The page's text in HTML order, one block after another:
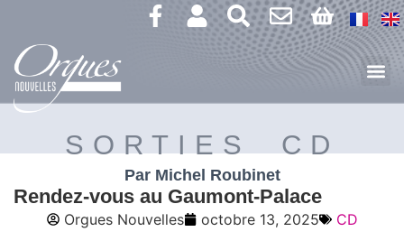
SORTIES CD
Par Michel Roubinet
Rendez-vous au Gaumont-Palace
Orgues Nouvelles octobre 13, 2025 CD